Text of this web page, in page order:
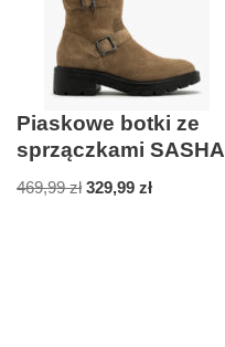
Piaskowe botki ze
sprzączkami SASHA
469,99zł 329,99 zł